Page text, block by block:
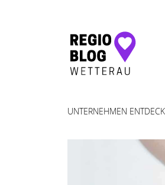
Hauptnavigation
UNTERNEHMEN